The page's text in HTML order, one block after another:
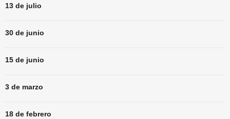
13 de julio
30 de junio
15 de junio
3 de marzo
18 de febrero